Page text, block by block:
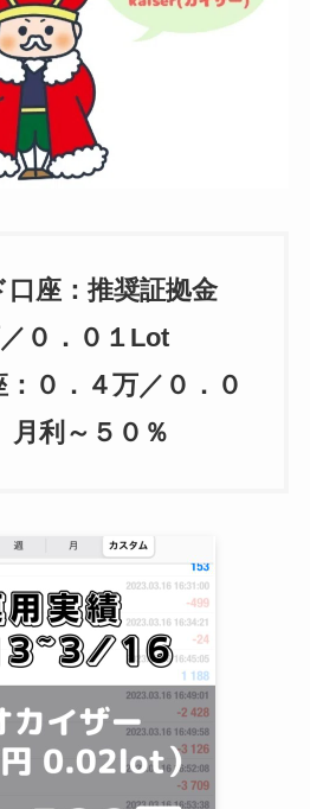
口座：推奨証拠金
０．０１Lot
０．４万／０．０
利～５０％